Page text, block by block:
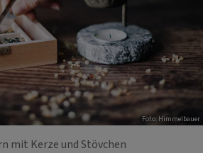
Foto: Himmelbauer
mit Kerze und Stövchen